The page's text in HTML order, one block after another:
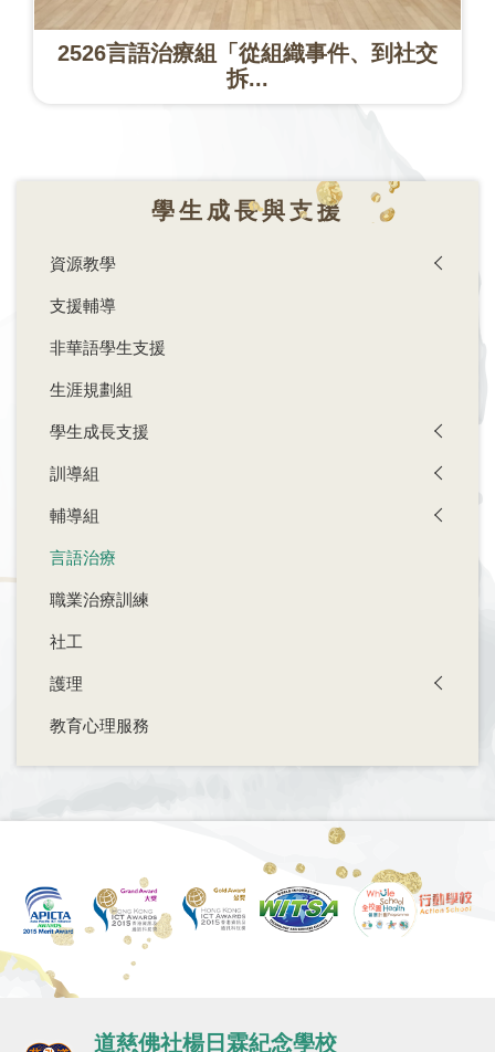
2526言語治療組「從組織事件、到社交
拆...
學生成長與支援
資源教學
支援輔導
非華語學生支援
生涯規劃組
學生成長支援
訓導組
輔導組
言語治療
職業治療訓練
社工
護理
教育心理服務
道慈佛社楊日霖紀念學校